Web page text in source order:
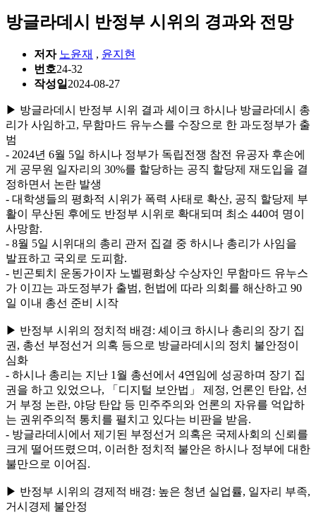
방글라데시 반정부 시위의 경과와 전망
저자 노윤재 , 윤지현
번호24-32
작성일 2024-08-27
▶ 방글라데시 반정부 시위 결과 셰이크 하시나 방글라데시 총
리가 사임하고, 무함마드 유누스를 수장으로 한 과도정부가 출
범
- 2024년 6월 5일 하시나 정부가 독립전쟁 참전 유공자 후손에
게 공무원 일자리의 30%를 할당하는 공직 할당제 재도입을 결
정하면서 논란 발생
- 대학생들의 평화적 시위가 폭력 사태로 확산, 공직 할당제 부
활이 무산된 후에도 반정부 시위로 확대되며 최소 440여 명이
사망함.
- 8월 5일 시위대의 총리 관저 집결 중 하시나 총리가 사임을
발표하고 국외로 도피함.
- 빈곤퇴치 운동가이자 노벨평화상 수상자인 무함마드 유누스
가 이끄는 과도정부가 출범, 헌법에 따라 의회를 해산하고 90
일 이내 총선 준비 시작
▶ 반정부 시위의 정치적 배경: 셰이크 하시나 총리의 장기 집
권, 총선 부정선거 의혹 등으로 방글라데시의 정치 불안정이
심화
- 하시나 총리는 지난 1월 총선에서 4연임에 성공하며 장기 집
권을 하고 있었으나, 「디지털 보안법」 제정, 언론인 탄압, 선
거 부정 논란, 야당 탄압 등 민주주의와 언론의 자유를 억압하
는 권위주의적 통치를 펼치고 있다는 비판을 받음.
- 방글라데시에서 제기된 부정선거 의혹은 국제사회의 신뢰를
크게 떨어뜨렸으며, 이러한 정치적 불안은 하시나 정부에 대한
불만으로 이어짐.
▶ 반정부 시위의 경제적 배경: 높은 청년 실업률, 일자리 부족,
거시경제 불안정